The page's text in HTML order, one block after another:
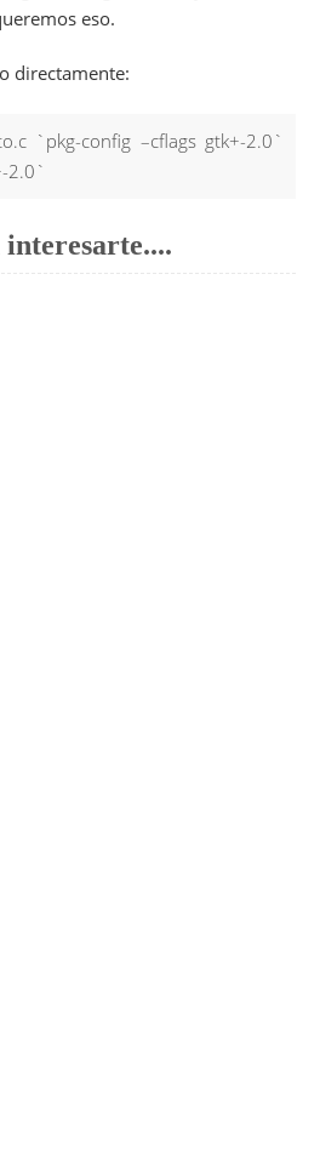
eso.
directamente:
`pkg-config –cflags gtk+-2.0`
2.0`